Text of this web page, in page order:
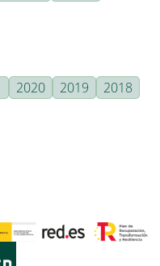
2020 2019
2018